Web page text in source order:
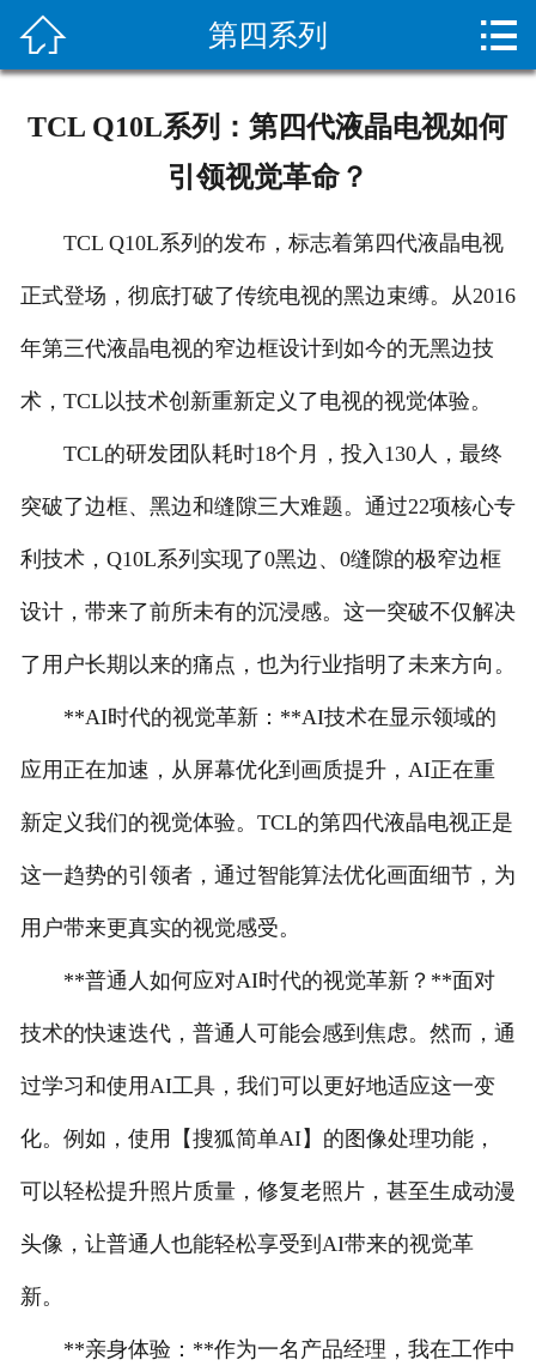
设备展示
疏通常识
客户留言
人才招聘
 第四系列 
TCL Q10L系列：第四代液晶电视如何
引领视觉革命？
TCL Q10L系列的发布，标志着第四代液晶电视
正式登场，彻底打破了传统电视的黑边束缚。从2016
年第三代液晶电视的窄边框设计到如今的无黑边技
术，TCL以技术创新重新定义了电视的视觉体验。
TCL的研发团队耗时18个月，投入130人，最终
突破了边框、黑边和缝隙三大难题。通过22项核心专
利技术，Q10L系列实现了0黑边、0缝隙的极窄边框
设计，带来了前所未有的沉浸感。这一突破不仅解决
了用户长期以来的痛点，也为行业指明了未来方向。
**AI时代的视觉革新：**AI技术在显示领域的
应用正在加速，从屏幕优化到画质提升，AI正在重
新定义我们的视觉体验。TCL的第四代液晶电视正是
这一趋势的引领者，通过智能算法优化画面细节，为
用户带来更真实的视觉感受。
**普通人如何应对AI时代的视觉革新？**面对
技术的快速迭代，普通人可能会感到焦虑。然而，通
过学习和使用AI工具，我们可以更好地适应这一变
化。例如，使用【搜狐简单AI】的图像处理功能，
可以轻松提升照片质量，修复老照片，甚至生成动漫
头像，让普通人也能轻松享受到AI带来的视觉革
新。
**亲身体验：**作为一名产品经理，我在工作中